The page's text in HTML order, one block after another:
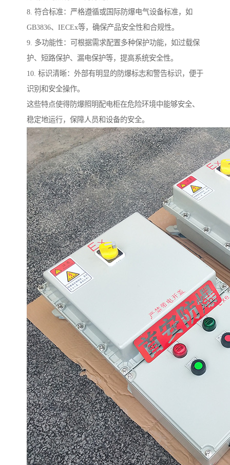
8. 符合标准：严格遵循或国际防爆电气设备标准，如
GB3836、IECEx等，确保产品安全性和合规性。
9. 多功能性：可根据需求配置多种保护功能，如过载保
护、短路保护、漏电保护等，提高系统安全性。
10. 标识清晰：外部有明显的防爆标志和警告标识，便于
识别和安全操作。
这些特点使得防爆照明配电柜在危险环境中能够安全、
稳定地运行，保障人员和设备的安全。